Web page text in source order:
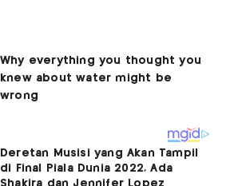
Deretan Musisi yang Akan Tampil
di Final Piala Dunia 2022, Ada